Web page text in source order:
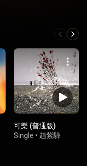
可樂 (普通版)
Single • 趙紫驊